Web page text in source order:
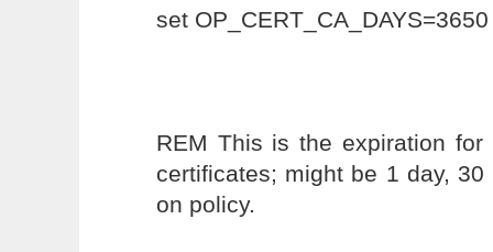
set OP_CERT_CA_DAYS=3650
REM This is the expiration for
certificates; might be 1 day,
on policy.